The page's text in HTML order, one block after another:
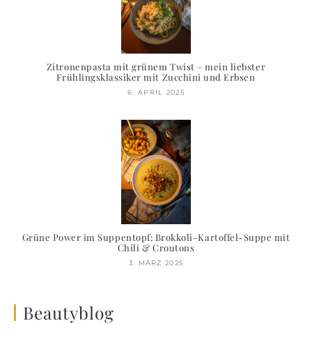
Zitronenpasta mit grünem Twist – mein liebster
Frühlingsklassiker mit Zucchini und Erbsen
6. APRIL 2025
Grüne Power im Suppentopf: Brokkoli-Kartoffel-Suppe mit
Chili & Croutons
3. MÄRZ 2025
Beautyblog